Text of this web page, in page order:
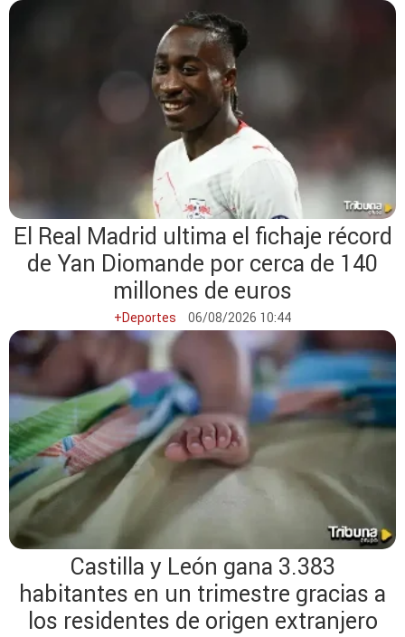
El Real Madrid ultima el fichaje récord
de Yan Diomande por cerca de 140
millones de euros
+Deportes 06/08/2026 10:44
Castilla y León gana 3.383
habitantes en un trimestre gracias a
los residentes de origen extranjero